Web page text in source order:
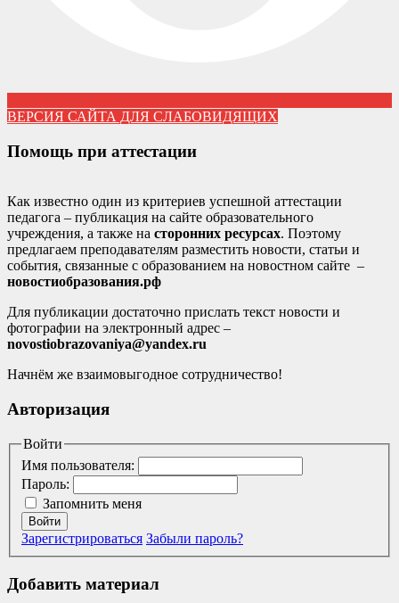
ВЕРСИЯ САЙТА ДЛЯ СЛАБОВИДЯЩИХ
Помощь при аттестации
Как известно один из критериев успешной аттестации
педагога – публикация на сайте образовательного
учреждения, а также на сторонних ресурсах. Поэтому
предлагаем преподавателям разместить новости, статьи и
события, связанные с образованием на новостном сайте –
новостиобразования.рф
Для публикации достаточно прислать текст новости и
фотографии на электронный адрес –
novostiobrazovaniya@yandex.ru
Начнём же взаимовыгодное сотрудничество!
Авторизация
Войти
Имя пользователя:
Пароль:
Запомнить меня
Войти
Зарегистрироваться Забыли пароль?
Добавить материал